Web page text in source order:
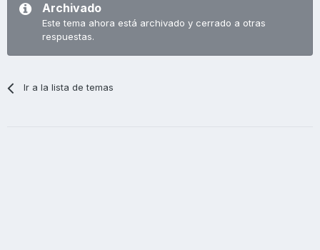
Archivado
Este tema ahora está archivado y cerrado a otras
respuestas.
Ir a la lista de temas